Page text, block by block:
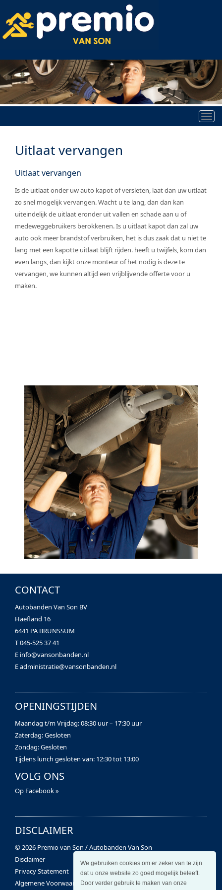
We gebruiken cookies om er zeker van te zijn
dat u onze website zo goed mogelijk beleeft.
Door verder gebruik te maken van onze
Uitlaat vervangen
Uitlaat vervangen
Is de uitlaat onder uw auto kapot of versleten, laat dan uw uitlaat
zo snel mogelijk vervangen. Wacht u te lang, dan dan kan
uiteindelijk de uitlaat eronder uit vallen en schade aan u of
medeweggebruikers berokkenen. Is u uitlaat kapot dan zal uw
auto ook meer brandstof verbruiken, het is dus zaak dat u niet te
lang met een kapotte uitlaat blijft rijden. heeft u twijfels, kom dan
even langs, dan kijkt onze monteur of het nodig is deze te
vervangen, we kunnen altijd een vrijblijvende offerte voor u
maken.
CONTACT
Autobanden Van Son BV
Haefland 16
6441 PA BRUNSSUM
T 045-525 37 41
E info@vansonbanden.nl
Eadministratie@vansonbanden.nl
OPENINGSTIJDEN
Maandag t/m Vrijdag: 08:30 uur – 17:30 uur
Zaterdag: Gesloten
Zondag: Gesloten
Tijdens lunch gesloten van: 12:30 tot 13:00
VOLG ONS
Op Facebook »
DISCLAIMER
© 2026 Premio van Son / Autobanden Van Son
Disclaimer
Privacy Statement
Algemene Voorwaarden